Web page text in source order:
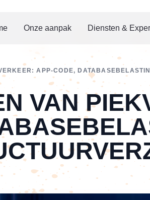
Onze aanpak Diensten &
APP-CODE,
VAN